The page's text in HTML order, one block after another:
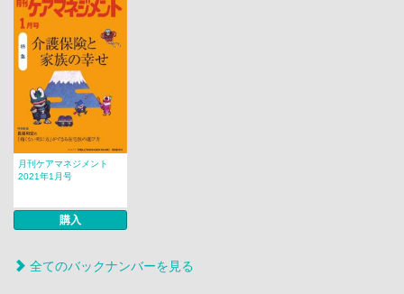
月刊ケアマネジメント
2021年1月号
購入
全てのバックナンバーを見る